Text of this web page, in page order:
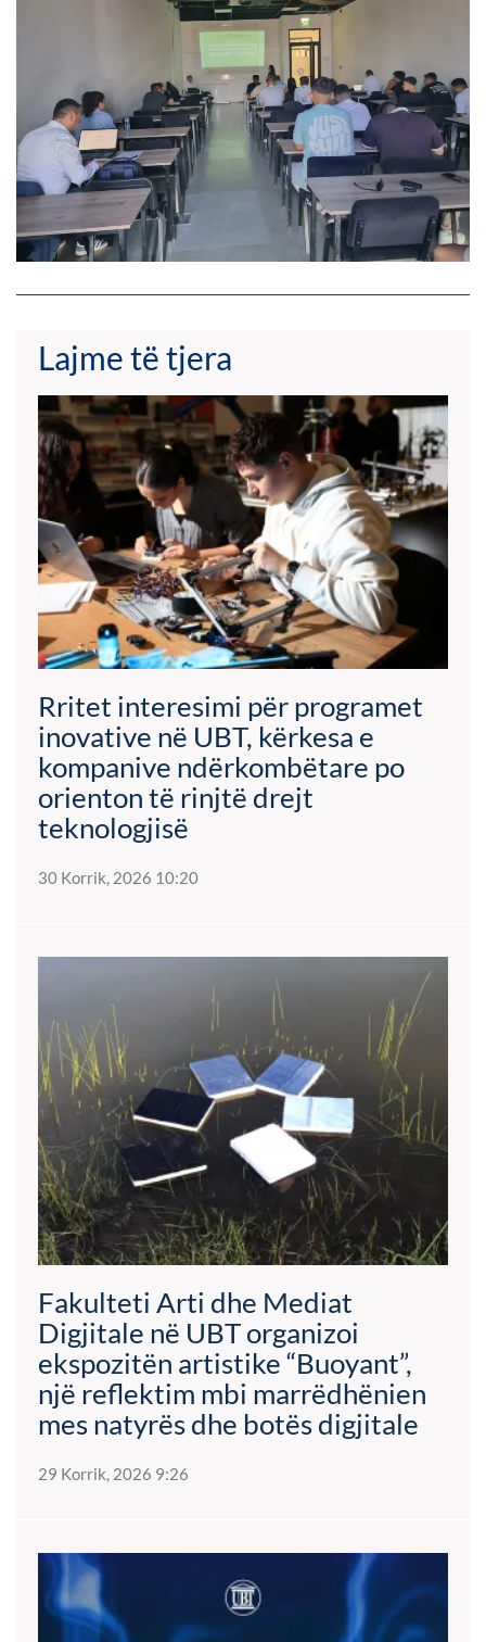
Lajme të tjera
Rritet interesimi për programet
inovative në UBT, kërkesa e
kompanive ndërkombëtare po
orienton të rinjtë drejt
teknologjisë
30 Korrik, 2026 10:20
Fakulteti Arti dhe Mediat
Digjitale në UBT organizoi
ekspozitën artistike “Buoyant”,
një reflektim mbi marrëdhënien
mes natyrës dhe botës digjitale
29 Korrik, 2026 9:26